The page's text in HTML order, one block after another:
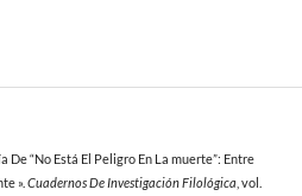
De “No Está El Peligro En La muerte”: Entre
». Cuadernos De Investigación Filológica , vol.